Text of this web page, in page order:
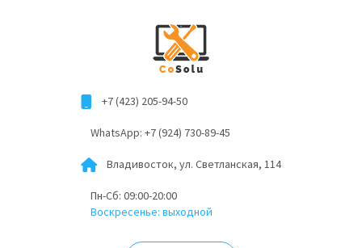
+7 (423) 205-94-50
WhatsApp: +7 (924) 730-89-45
Владивосток, ул. Светланская, 114
Пн-Сб: 09:00-20:00
Воскресенье: выходной